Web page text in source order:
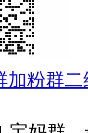
加粉群